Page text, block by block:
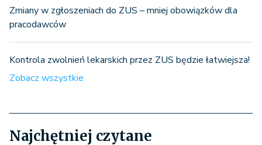
Zmiany w zgłoszeniach do ZUS – mniej obowiązków dla
pracodawców
Kontrola zwolnień lekarskich przez ZUS będzie łatwiejsza!
Zobacz wszystkie
Najchętniej czytane